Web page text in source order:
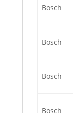
Bosch
Bosch
Bosch
Bosch